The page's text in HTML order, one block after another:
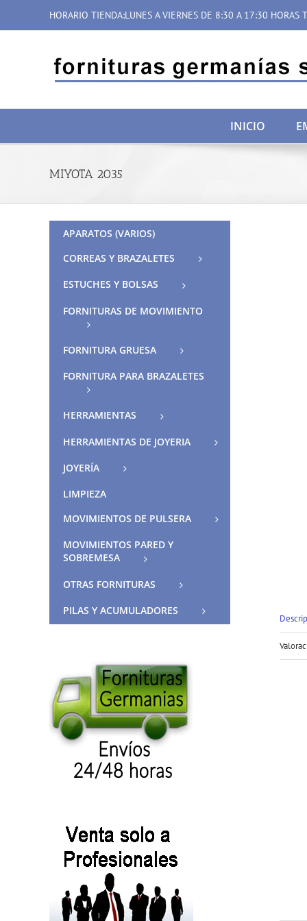
contenido
HORARIO TIENDA:LUNES A VIERNES DE 8:30 A 17:30
INICIO
MIYOTA 2035
APARATOS (VARIOS)
CORREAS Y BRAZALETES
ESTUCHES Y BOLSAS
FORNITURAS DE MOVIMIENTO
FORNITURA GRUESA
FORNITURA PARA BRAZALETES
HERRAMIENTAS
HERRAMIENTAS DE JOYERIA
JOYERÍA
LIMPIEZA
MOVIMIENTOS DE PULSERA
MOVIMIENTOS PARED Y
SOBREMESA
OTRAS FORNITURAS
PILAS Y ACUMULADORES